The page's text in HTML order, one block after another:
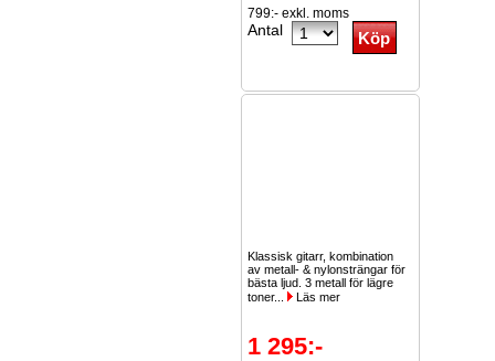
799:- exkl. moms
Antal
Klassisk gitarr, kombination
av metall- & nylonsträngar för
bästa ljud. 3 metall för lägre
toner...
Läs mer
1 295:-